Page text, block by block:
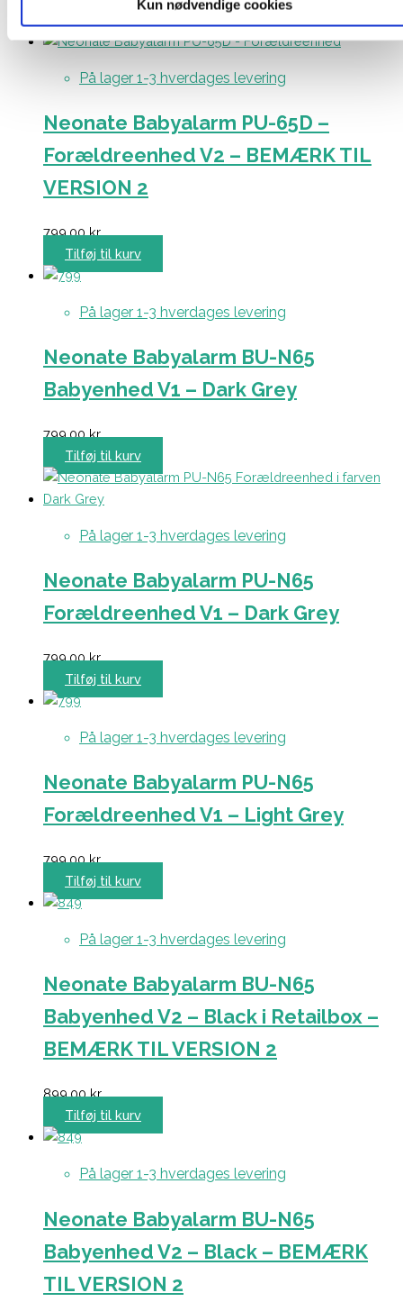
Kun nødvendige cookies
På lager 1-3 hverdages levering
Neonate Babyalarm PU-65D –
Forældreenhed V2 – BEMÆRK TIL
VERSION 2
799,00kr.
Tilføj til kurv
På lager 1-3 hverdages levering
Neonate Babyalarm BU-N65
Babyenhed V1 – Dark Grey
799,00kr.
Tilføj til kurv
På lager 1-3 hverdages levering
Neonate Babyalarm PU-N65
Forældreenhed V1 – Dark Grey
799,00kr.
Tilføj til kurv
På lager 1-3 hverdages levering
Neonate Babyalarm PU-N65
Forældreenhed V1 – Light Grey
799,00kr.
Tilføj til kurv
På lager 1-3 hverdages levering
Neonate Babyalarm BU-N65
Babyenhed V2 – Black i Retailbox –
BEMÆRK TIL VERSION 2
899,00kr.
Tilføj til kurv
På lager 1-3 hverdages levering
Neonate Babyalarm BU-N65
Babyenhed V2 – Black – BEMÆRK
TIL VERSION 2